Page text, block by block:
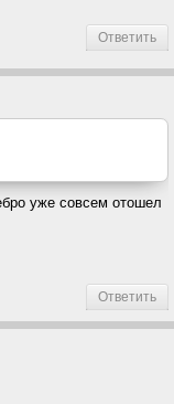
Ответить
уже совсем отошел
Ответить